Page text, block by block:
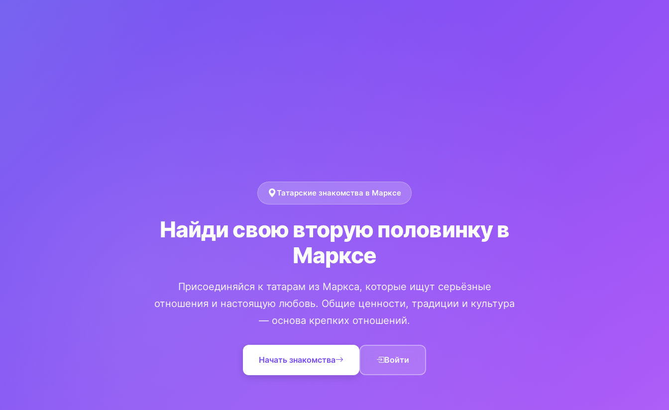
Татарские знакомства в Марксе
Найди свою вторую половинку в
Марксе
Присоединяйся к татарам из Маркса, которые ищут серьёзные
отношения и настоящую любовь. Общие ценности, традиции и культура
— основа крепких отношений.
Начать знакомства Войти